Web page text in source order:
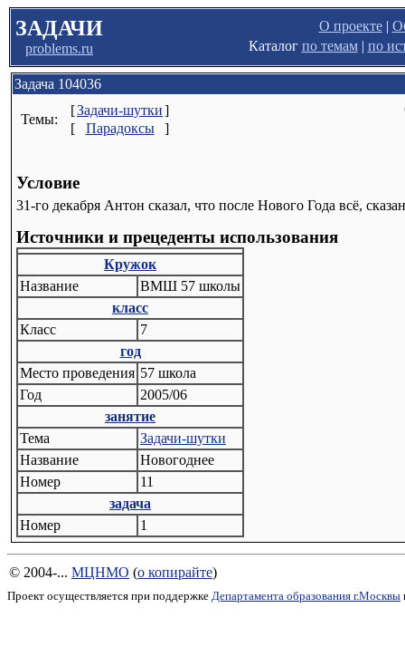
ЗАДАЧИ
problems.ru
О проекте|
Каталог по темам| по
Задача 104036
Темы:
[Задачи-шутки]
[
Парадоксы ]
Условие
31-го декабря Антон сказал, что после Нового Года всё,
Источники и прецеденты использования
Кружок
Название
ВМШ 57 школы
класс
Класс
7
год
Место проведения 57 школа
Год
2005/06
занятие
Тема
Задачи-шутки
Название
Новогоднее
Номер
11
задача
Номер
1
© 2004-... МЦНМО (о копирайте)
Проект осуществляется при поддержке Департамента образования г.Москвы